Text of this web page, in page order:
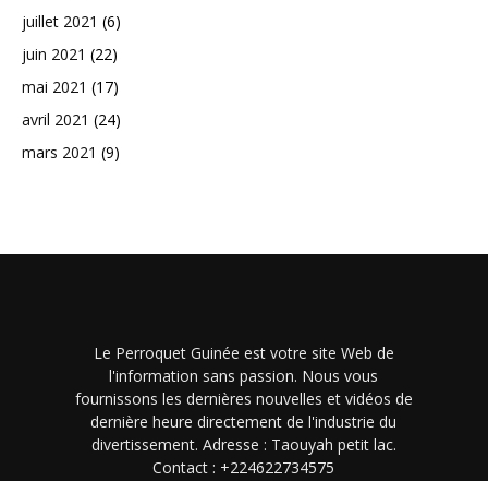
juillet 2021 (6)
juin 2021 (22)
mai 2021 (17)
avril 2021 (24)
mars 2021 (9)
Le Perroquet Guinée est votre site Web de
l'information sans passion. Nous vous
fournissons les dernières nouvelles et vidéos de
dernière heure directement de l'industrie du
divertissement. Adresse : Taouyah petit lac.
Contact : +224622734575